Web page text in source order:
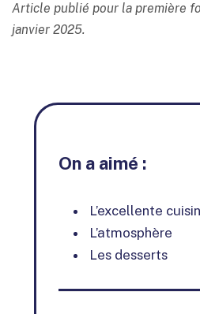
Article publié pour la première
janvier 2025.
On a aimé :
L’excellente
L’atmosphère
Les desserts